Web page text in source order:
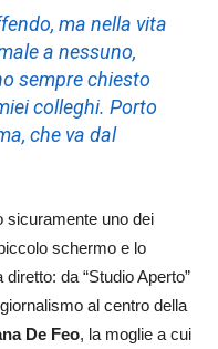
ma nella vita
a nessuno,
sempre chiesto
colleghi. Porto
che va dal
sicuramente uno dei
schermo e lo
da “Studio Aperto”
al centro della
De Feo, la moglie a cui